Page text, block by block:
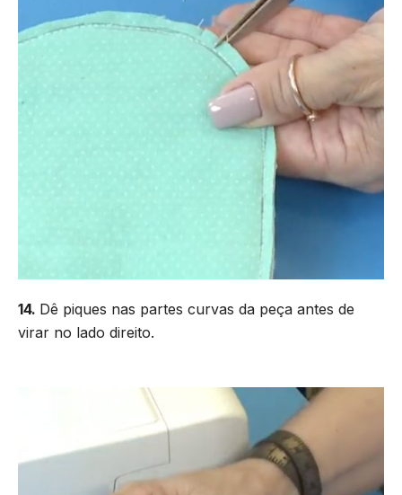
14. Dê piques nas partes curvas da peça antes de
virar no lado direito.